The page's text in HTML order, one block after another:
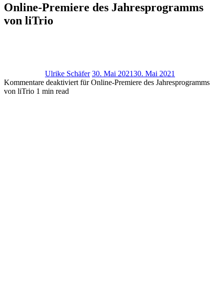
Online-Premiere des Jahresprogramms
von liTrio
Ulrike Schäfer 30. Mai 202130. Mai 2021
Kommentare deaktiviert für Online-Premiere des Jahresprogramms
von liTrio 1 min read